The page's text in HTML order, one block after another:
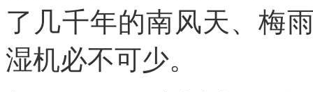
了几千年的南风天、梅
湿机必不可少。